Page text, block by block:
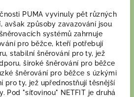
PUMA vyvinuly pět různých
avšak způsoby zavazování jsou
systémů zahrnuje
pro běžce, kteří potřebují
stabilní šněrování pro ty, jež
široké šněrování pro běžce
šněrování pro běžce s úzkými
pro ty, jež upřednostňují těsnější
Pod "síťovinou" NETFIT je druhá